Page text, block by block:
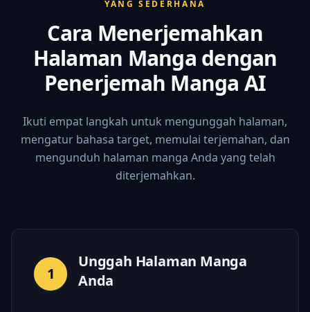
YANG SEDERHANA
Cara Menerjemahkan
Halaman Manga dengan
Penerjemah Manga AI
Ikuti empat langkah untuk mengunggah halaman,
mengatur bahasa target, memulai terjemahan, dan
mengunduh halaman manga Anda yang telah
diterjemahkan.
1
Unggah Halaman Manga
Anda